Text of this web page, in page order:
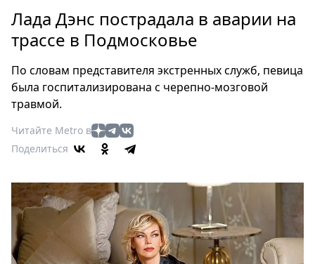
Россия
Мир
Еда
Театр
Кино
Книги
Выставки
Пресс-
релизы
Лада Дэнс пострадала в аварии на
трассе в Подмосковье
По словам представителя экстренных служб, певица
была госпитализирована с черепно-мозговой
травмой.
Читайте Metro в
Поделиться